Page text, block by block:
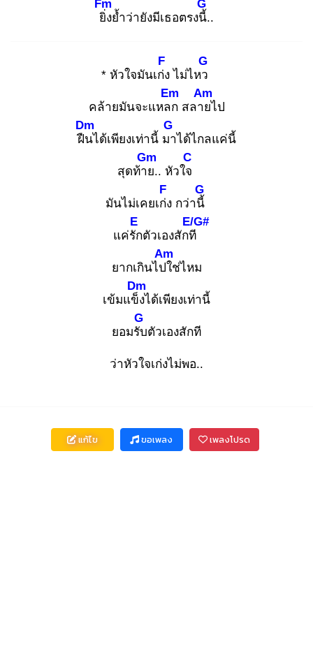
ยิ่ง
Fm
ย้ำว่ายังมีเธอตรงนี้.
G
.
* หัวใจมันเก่ง
F
ไม่ไหว
G
คล้ายมันจะแหลก
Em
สลาย
Am
ไป
ฝืน
Dm
ได้เพียงเท่านี้ มา
G
ได้ไกลแค่นี้
สุดท้าย
Gm
.. หัวใจ
C
มันไม่เคยเก่ง
F
กว่านี้
G
แค่รัก
E
ตัวเองสักที
E/G#
ยากเกินไปใ
Am
ช่ไหม
เข้มแข็ง
Dm
ได้เพียงเท่านี้
ยอมรับ
G
ตัวเองสักที
ว่าหัวใจเก่งไม่พอ..
แก้ไข ขอเพลง เพลงโปรด